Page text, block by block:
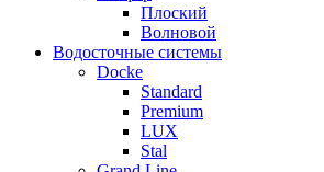
Плоский
Волновой
Водосточные системы
Docke
Standard
Premium
LUX
Stal